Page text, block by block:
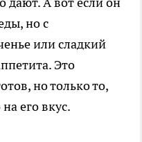
но с
или сладкий
Это
но только то,
его вкус.